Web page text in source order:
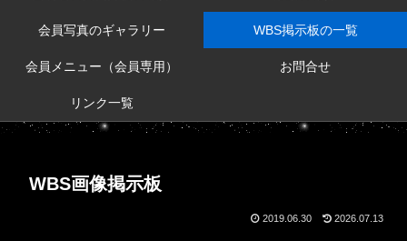
会員写真のギャラリー WBS掲示板の一覧
会員メニュー（会員専用） お問合せ
リンク一覧
WBS画像掲示板
2019.06.30 2026.07.13